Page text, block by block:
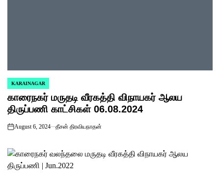
POSTED
IN
KARAINAGAR
காரைநகர் மருதடி வீரகத்தி விநாயகர் ஆலய
திருப்பணி காட்சிகள் 06.08.2024
on
August 6, 2024 தீசன் திரவியநாதன்